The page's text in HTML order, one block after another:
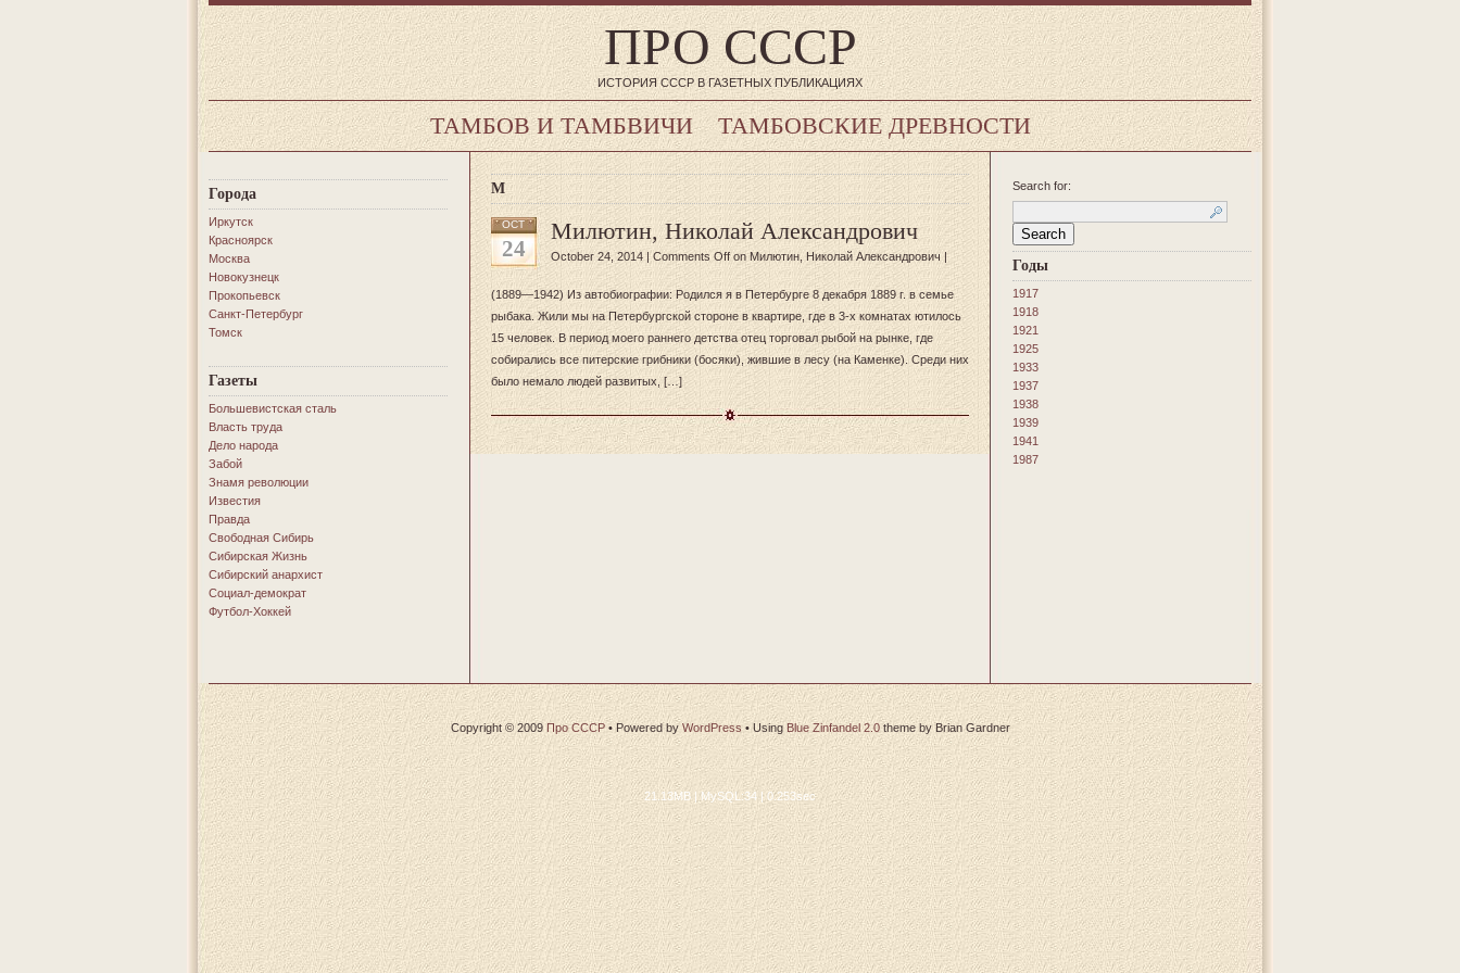
ПРО СССР
ИСТОРИЯ СССР В ГАЗЕТНЫХ ПУБЛИКАЦИЯХ
ТАМБОВ И ТАМБВИЧИ ТАМБОВСКИЕ ДРЕВНОСТИ
Города
Иркутск
Красноярск
Москва
Новокузнецк
Прокопьевск
Санкт-Петербург
Томск
Газеты
Большевистская сталь
Власть труда
Дело народа
Забой
Знамя революции
Известия
Правда
Свободная Сибирь
Сибирская Жизнь
Сибирский анархист
Социал-демократ
Футбол-Хоккей
М
OCT
24
Милютин, Николай Александрович
October 24, 2014 |Comments Offon Милютин, Николай Александрович |
(1889—1942) Из автобиографии: Родился я в Петербурге 8 декабря 1889 г. в семье
рыбака. Жили мы на Петербургской стороне в квартире, где в 3-х комнатах ютилось
15 человек. В период моего раннего детства отец торговал рыбой на рынке, где
собирались все питерские грибники (босяки), жившие в лесу (на Каменке). Среди них
было немало людей развитых, […]
Search for:
Годы
1917
1918
1921
1925
1933
1937
1938
1939
1941
1987
Copyright © 2009 Про СССР•Powered by WordPress • Using Blue Zinfandel 2.0theme by Brian Gardner
21.13MB | MySQL:34 | 0.253sec